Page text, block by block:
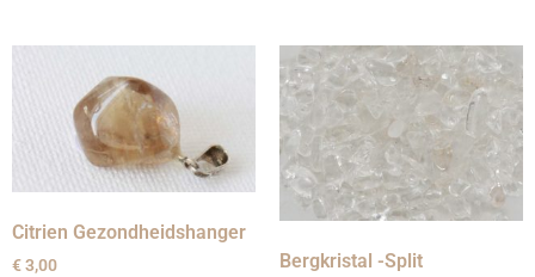
Citrien Gezondheidshanger
€3,00 Bergkristal -Split